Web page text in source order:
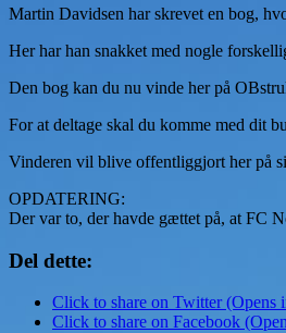
Martin Davidsen har skrevet en bog,
Her har han snakket med nogle
Den bog kan du nu vinde her på
For at deltage skal du komme med dit
Vinderen vil blive offentliggjort her på
OPDATERING:
Der var to, der havde gættet på, at FC
Del dette:
Click to share on Twitter (Opens
Click to share on Facebook